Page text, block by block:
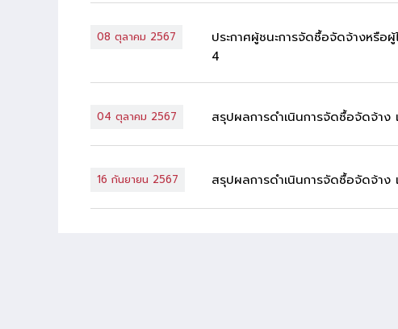
08 ตุลาคม 2567
ประกาศผู้ชนะการจัดซื้อจัดจ้างหรื
4
04 ตุลาคม 2567 สรุปผลการดำเนินการจัดซื้อจัดจ้า
16 กันยายน 2567 สรุปผลการดำเนินการจัดซื้อจัดจ้า